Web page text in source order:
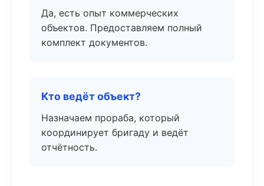
Да, есть опыт коммерческих
объектов. Предоставляем полный
комплект документов.
Кто ведёт объект?
Назначаем прораба, который
координирует бригаду и ведёт
отчётность.